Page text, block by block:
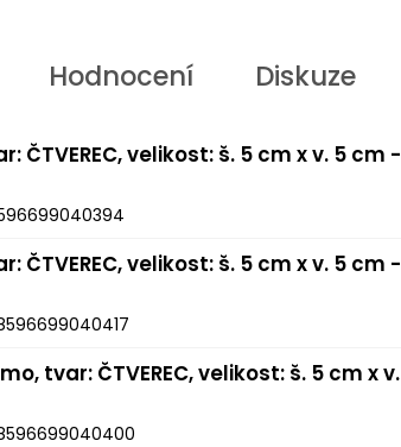
Hodnocení Diskuze
ČTVEREC, velikost: š. 5 cm x v. 5 cm -
ČTVEREC, velikost: š. 5 cm x v. 5 cm -
tvar: ČTVEREC, velikost: š. 5 cm x v.